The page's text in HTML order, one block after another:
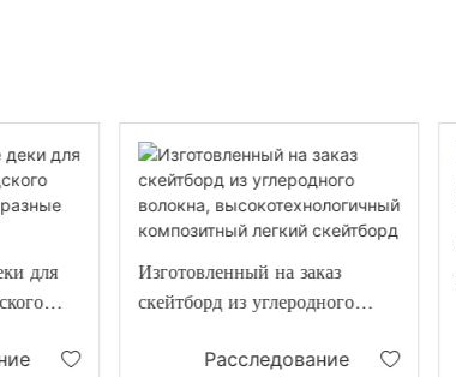
для
Изготовленный на заказ
скейтборд из углеродного
высокотехнологичный
Расследование